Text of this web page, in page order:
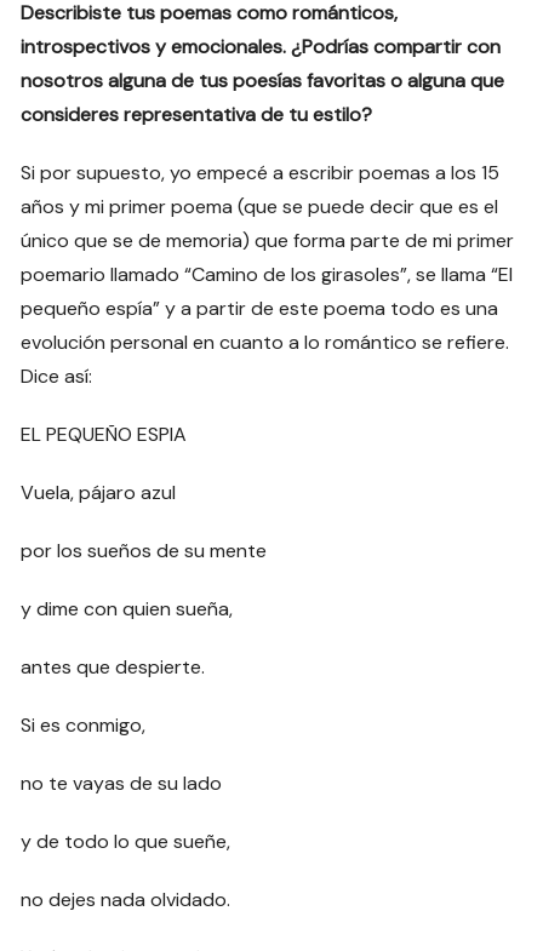
Describiste tus poemas como románticos,
introspectivos y emocionales. ¿Podrías compartir con
nosotros alguna de tus poesías favoritas o alguna que
consideres representativa de tu estilo?
Si por supuesto, yo empecé a escribir poemas a los 15
años y mi primer poema (que se puede decir que es el
único que se de memoria) que forma parte de mi primer
poemario llamado “Camino de los girasoles”, se llama “El
pequeño espía” y a partir de este poema todo es una
evolución personal en cuanto a lo romántico se refiere.
Dice así:
EL PEQUEÑO ESPIA
Vuela, pájaro azul
por los sueños de su mente
y dime con quien sueña,
antes que despierte.
Si es conmigo,
no te vayas de su lado
y de todo lo que sueñe,
no dejes nada olvidado.